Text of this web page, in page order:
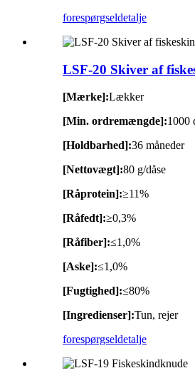
forespørgseldetalje
LSF-20 Skiver af
[Mærke]:Lækker
[Min. ordremængde]:1000
[Holdbarhed]:36 måneder
[Nettovægt]:80 g/dåse
[Råprotein]:≥11%
[Råfedt]:≥0,3%
[Råfiber]:≤1,0%
[Aske]:≤1,0%
[Fugtighed]:≤80%
[Ingredienser]:Tun, rejer
forespørgseldetalje